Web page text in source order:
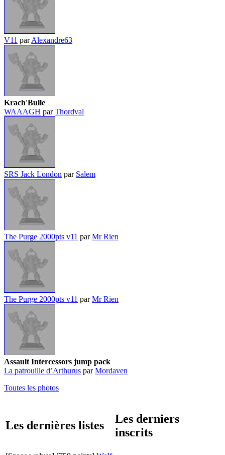
V11 parAlexandre63
Krach'Bulle
WAAAGH parThordval
SRS Jack London par Salem
The Purge 2000pts v11 parMr Rien
The Purge 2000pts v11 parMr Rien
Assault Intercessors jump pack
La patrouille d’Arthurus parMordaven
Toutes les photos
Les dernières listes
Les derniers
inscrits